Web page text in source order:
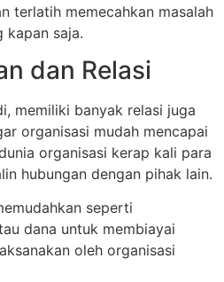
terlatih memecahkan masalah
kapan saja.
dan Relasi
memiliki banyak relasi juga
organisasi mudah mencapai
organisasi kerap kali para
hubungan dengan pihak lain.
seperti
dana untuk membiayai
oleh organisasi